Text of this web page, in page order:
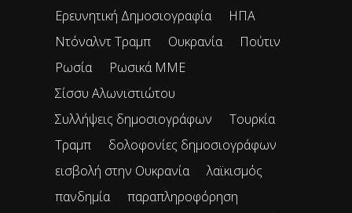
Ερευνητική Δημοσιογραφία
ΗΠΑ
Ντόναλντ Τραμπ
Ουκρανία
Πούτιν
Ρωσία
Ρωσικά ΜΜΕ
Σίσσυ Αλωνιστιώτου
Συλλήψεις δημοσιογράφων
Τουρκία
Τραμπ
δολοφονίες δημοσιογράφων
εισβολή στην Ουκρανία
λαϊκισμός
πανδημία
παραπληροφόρηση